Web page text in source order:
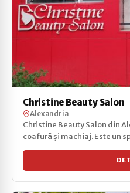
Christine Beauty Salon
Alexandria
Christine Beauty Salon din
coafură și machiaj. Este un